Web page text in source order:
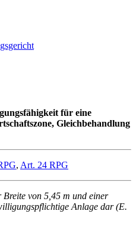
für eine
Gleichbehandlung
, Art. 24 RPG
von 5,45 m und einer
Anlage dar (E.